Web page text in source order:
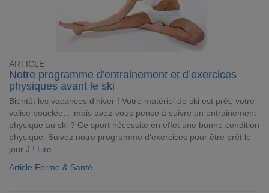
ARTICLE
Notre programme d'entrainement et d’exercices
physiques avant le ski
Bientôt les vacances d’hiver ! Votre matériel de ski est prêt, votre
valise bouclée… mais avez-vous pensé à suivre un entrainement
physique au ski ? Ce sport nécessite en effet une bonne condition
physique. Suivez notre programme d’exercices pour être prêt le
jour J ! Lire
Article Forme & Santé